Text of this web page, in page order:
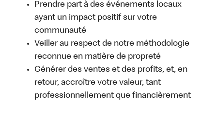
Prendre part à des événements locaux
ayant un impact positif sur votre
communauté
Veiller au respect de notre méthodologie
reconnue en matière de propreté
Générer des ventes et des profits, et, en
retour, accroître votre valeur, tant
professionnellement que financièrement